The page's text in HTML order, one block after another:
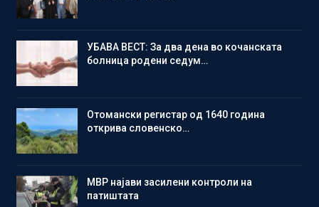
УБАВА ВЕСТ: За два дена во кочанската
болница родени седум…
Отомански регистар од 1640 година
открива словенско…
МВР најави засилени контроли на
патиштата